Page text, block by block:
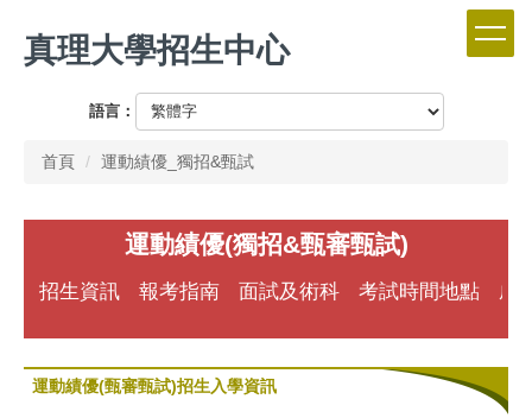
到
主真理大學招生中心
語言：
首頁 運動績優_獨招&甄試
運動績優(獨招&甄審甄試)
招生資訊 報考指南 面試及術科 考試時間地點 成
運動績優(甄審甄試)招生入學資訊